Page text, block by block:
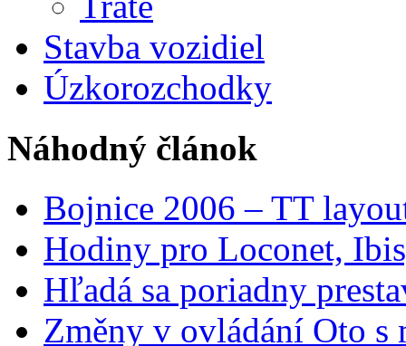
Stavba vozidiel
Úzkorozchodky
Náhodný článok
Bojnice 2006 – TT
Hodiny pro Loconet,
Hľadá sa poriadny
Změny v ovládání Oto s